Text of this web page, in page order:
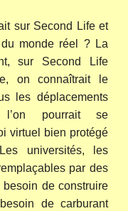
sur Second Life et
monde réel ? La
sur Second Life
on connaîtrait le
les déplacements
l’on pourrait se
virtuel bien protégé
universités, les
par des
de construire
de carburant